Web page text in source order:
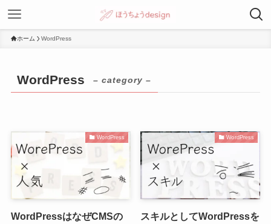
ホーム WordPress
WordPress – category –
WordPress
WordPressはなぜCMSの
WordPress
スキルとしてWordPressを